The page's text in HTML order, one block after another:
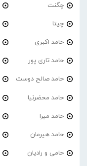
چگنت
چیتا
حامد اکبری
حامد تاری پور
حامد صالح دوست
حامد محضرنیا
حامد میرا
حامد هیرمان
حامی و رادیان